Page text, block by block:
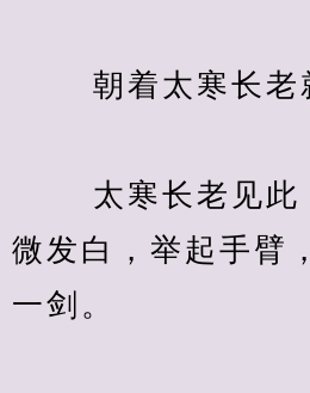
朝着太寒长老就
太寒长老见此
微发白，举起手臂
一剑。